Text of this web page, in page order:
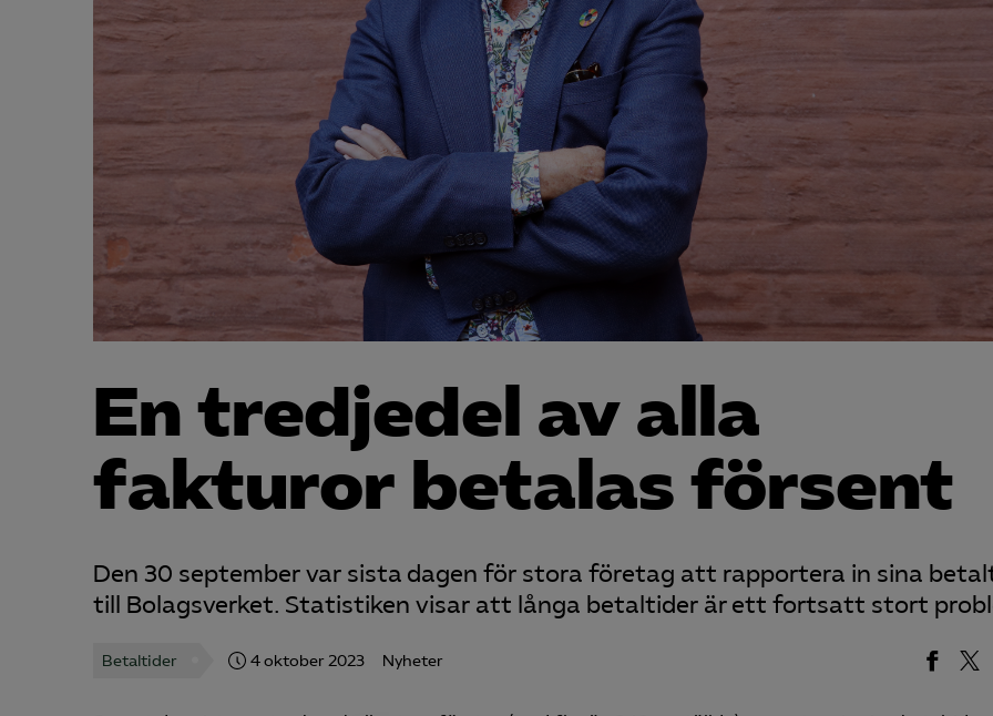
En tredjedel av alla
fakturor betalas försent
Den 30 september var sista dagen för stora företag att rapportera in sina
till Bolagsverket. Statistiken visar att långa betaltider är ett fortsatt stort
Betaltider 4 oktober 2023 Nyheter